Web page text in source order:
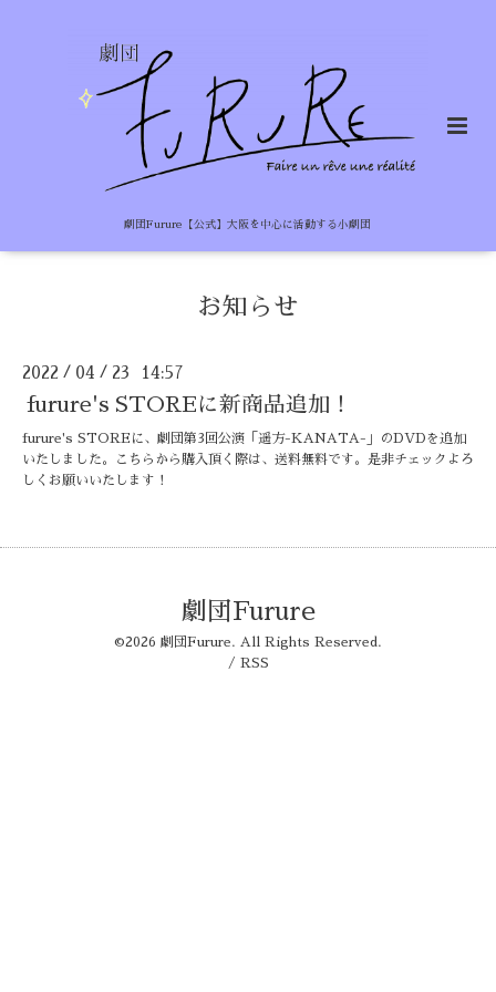
劇団Furure【公式】大阪を中心に活動する小劇団
お知らせ
2022 / 04 / 23 14:57
furure's STOREに新商品追加！
furure's STOREに、劇団第3回公演「遥方-KANATA-」のDVDを追加
いたしました。こちらから購入頂く際は、送料無料です。是非チェックよろ
しくお願いいたします！
劇団Furure
©2026 劇団Furure. All Rights Reserved.
/ RSS